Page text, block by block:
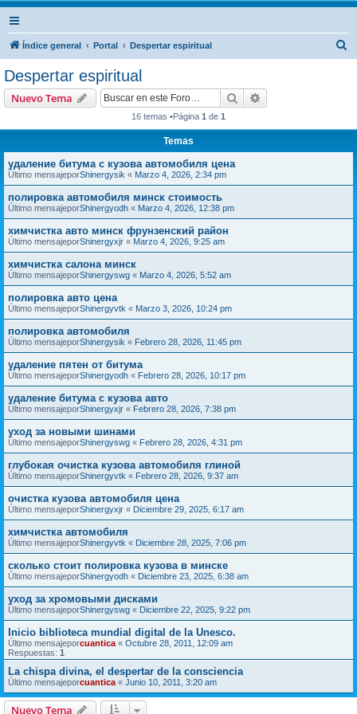
Índice general Portal Despertar espiritual
Despertar espiritual
Nuevo Tema Buscar
16 temas •Página 1 de 1
Temas
удаление битума с кузова автомобиля цена
Último mensajeporShinergysik « Marzo 4, 2026, 2:34 pm
полировка автомобиля минск стоимость
Último mensajeporShinergyodh « Marzo 4, 2026, 12:38 pm
химчистка авто минск фрунзенский район
Último mensajeporShinergyxjr « Marzo 4, 2026, 9:25 am
химчистка салона минск
Último mensajeporShinergyswg « Marzo 4, 2026, 5:52 am
полировка авто цена
Último mensajeporShinergyvtk « Marzo 3, 2026, 10:24 pm
полировка автомобиля
Último mensajeporShinergysik « Febrero 28, 2026, 11:45 pm
удаление пятен от битума
Último mensajeporShinergyodh « Febrero 28, 2026, 10:17 pm
удаление битума с кузова авто
Último mensajeporShinergyxjr « Febrero 28, 2026, 7:38 pm
уход за новыми шинами
Último mensajeporShinergyswg « Febrero 28, 2026, 4:31 pm
глубокая очистка кузова автомобиля глиной
Último mensajeporShinergyvtk « Febrero 28, 2026, 9:37 am
очистка кузова автомобиля цена
Último mensajeporShinergyxjr « Diciembre 29, 2025, 6:17 am
химчистка автомобиля
Último mensajeporShinergyvtk « Diciembre 28, 2025, 7:06 pm
сколько стоит полировка кузова в минске
Último mensajeporShinergyodh « Diciembre 23, 2025, 6:38 am
уход за хромовыми дисками
Último mensajeporShinergyswg « Diciembre 22, 2025, 9:22 pm
Inicio biblioteca mundial digital de la Unesco.
Último mensajeporcuantica « Octubre 28, 2011, 12:09 am
Respuestas: 1
La chispa divina, el despertar de la consciencia
Último mensajeporcuantica « Junio 10, 2011, 3:20 am
Nuevo Tema